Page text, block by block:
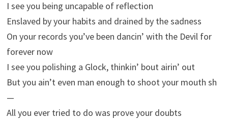
I see you being uncapable of reflection
Enslaved by your habits and drained by the sadness
On your records you’ve been dancin’ with the Devil for
forever now
I see you polishing a Glock, thinkin’ bout airin’ out
But you ain’t even man enough to shoot your mouth sh
—
All you ever tried to do was prove your doubts